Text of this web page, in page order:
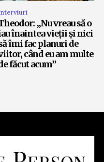
„Nu vreau să o
înaintea vieții și nici
îmi fac planuri de
când eu am multe
făcut acum”